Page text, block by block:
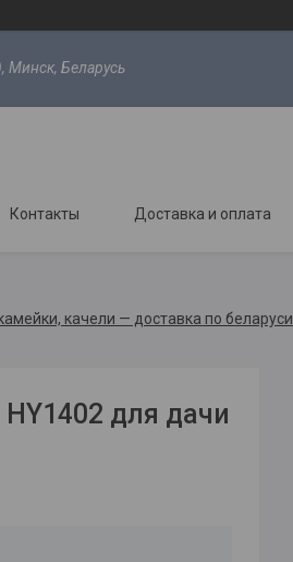
Минск, Беларусь
Контакты Доставка и оплата
качели — доставка по беларуси
для дачи